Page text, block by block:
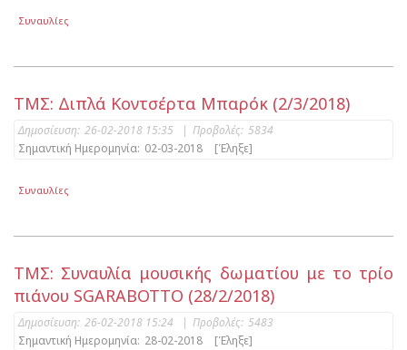
Συναυλίες
ΤΜΣ: Διπλά Κοντσέρτα Μπαρόκ (2/3/2018)
Δημοσίευση: 26-02-2018 15:35 | Προβολές: 5834
Σημαντική Ημερομηνία: 02-03-2018 [Έληξε]
Συναυλίες
ΤΜΣ: Συναυλία μουσικής δωματίου με το τρίο
πιάνου SGARABOTTO (28/2/2018)
Δημοσίευση: 26-02-2018 15:24 | Προβολές: 5483
Σημαντική Ημερομηνία: 28-02-2018 [Έληξε]